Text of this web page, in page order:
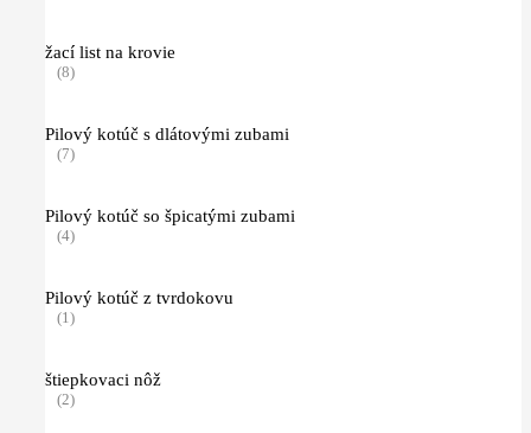
žací list na krovie
(8)
Pilový kotúč s dlátovými zubami
(7)
Pilový kotúč so špicatými zubami
(4)
Pilový kotúč z tvrdokovu
(1)
štiepkovaci nôž
(2)